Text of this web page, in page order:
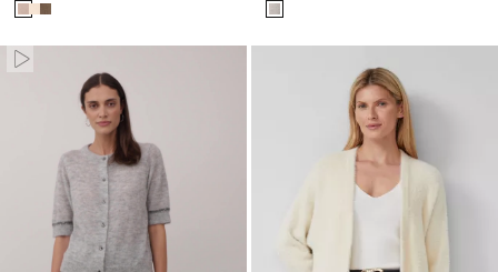
Paused • Muted